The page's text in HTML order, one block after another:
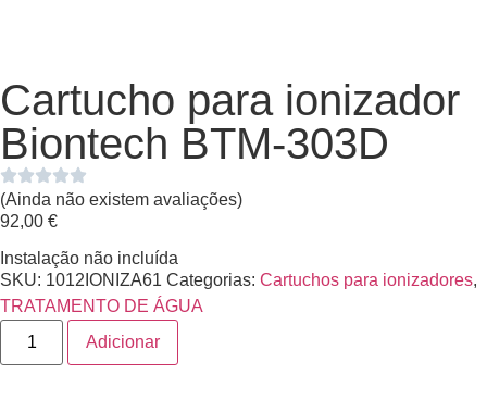
Cartucho para ionizador
Biontech BTM-303D
(Ainda não existem avaliações)
92,00 €
Instalação não incluída
SKU: 1012IONIZA61 Categorias: Cartuchos para ionizadores,
TRATAMENTO DE ÁGUA
Adicionar